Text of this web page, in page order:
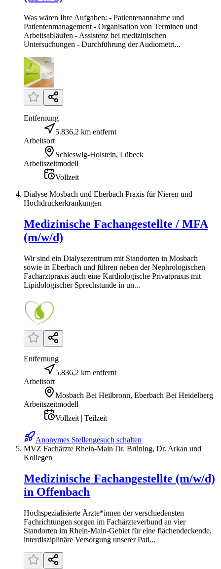
Was wären Ihre Aufgaben: - Patientenannahme und
Patientenmanagement - Organisation von Terminen und
Arbeitsabläufen - Assistenz bei medizinischen
Untersuchungen - Durchführung der Audiometri...
Entfernung
5.836,2 km entfernt
Arbeitsort
Schleswig-Holstein, Lübeck
Arbeitszeitmodell
Vollzeit
Dialyse Mosbach und Eberbach Praxis für Nieren und
Hochdruckerkrankungen
Medizinische Fachangestellte / MFA
(m/w/d)
Wir sind ein Dialysezentrum mit Standorten in Mosbach
sowie in Eberbach und führen neben der Nephrologischen
Facharztpraxis auch eine Kardiologische Privatpraxis mit
Lipidologischer Sprechstunde in un...
Entfernung
5.836,2 km entfernt
Arbeitsort
Mosbach Bei Heilbronn, Eberbach Bei Heidelberg
Arbeitszeitmodell
Vollzeit | Teilzeit
Anonymes Stellengesuch schalten
MVZ Fachärzte Rhein-Main Dr. Brüning, Dr. Arkan und
Kollegen
Medizinische Fachangestellte (m/w/d)
in Offenbach
Hochspezialisierte Ärzte*innen der verschiedensten
Fachrichtungen sorgen im Fachärzteverbund an vier
Standorten im Rhein-Main-Gebiet für eine flächendeckende,
interdisziplinäre Versorgung unserer Pati...